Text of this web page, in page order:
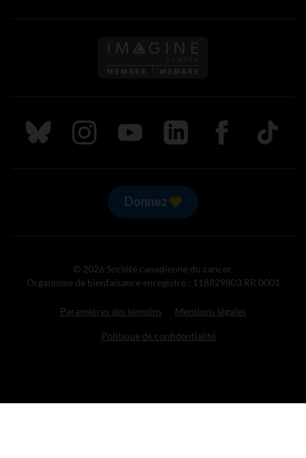
Suivez nous sur Bluesky
Suivez nous sur Instagram
Suivez nous sur Youtube
Suivez nous sur LinkedIn
Suivez nous sur
TikTok
Donnez
© 2026 Société canadienne du cancer.
Organisme de bienfaisance enregistré : 118829803 RR 0001
Paramètres des témoins Mentions légales
Politique de confidentialité